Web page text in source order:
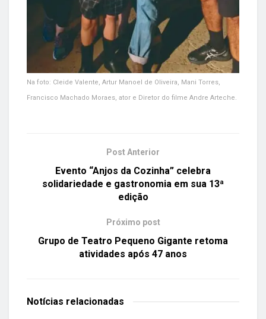
Na foto: Cleide Valente, Artur Manoel de Oliveira, Mani Torres,
Francisco Machado Moraes, ator e Diretor do filme Andre Arteche.
Post Anterior
Evento “Anjos da Cozinha” celebra
solidariedade e gastronomia em sua 13ª
edição
Próximo post
Grupo de Teatro Pequeno Gigante retoma
atividades após 47 anos
Notícias relacionadas